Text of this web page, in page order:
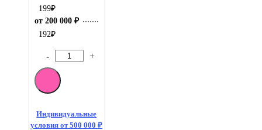
199₽
от 200 000 ₽
192₽
Количество
товара
Чипсы
Pringles
Барбекю
160гр
- +
Индивидуальные
условия от 500 000 ₽